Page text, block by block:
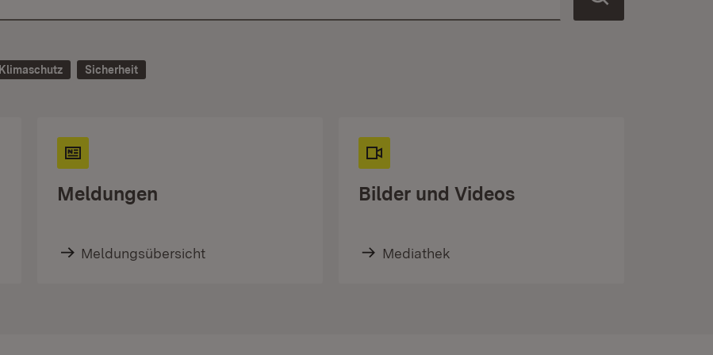
Klimaschutz Sicherheit
Meldungen
Meldungsübersicht
Bilder und Videos
Mediathek